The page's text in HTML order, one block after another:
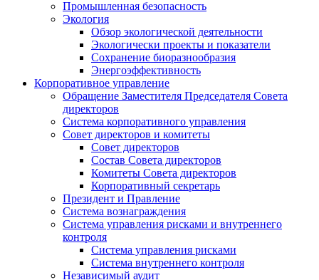
Промышленная безопасность
Экология
Обзор экологической деятельности
Экологически проекты и показатели
Сохранение биоразнообразия
Энергоэффективность
Корпоративное управление
Обращение Заместителя Председателя Совета
директоров
Система корпоративного управления
Совет директоров и комитеты
Совет директоров
Состав Совета директоров
Комитеты Совета директоров
Корпоративный секретарь
Президент и Правление
Система вознаграждения
Система управления рисками и внутреннего
контроля
Система управления рисками
Система внутреннего контроля
Независимый аудит